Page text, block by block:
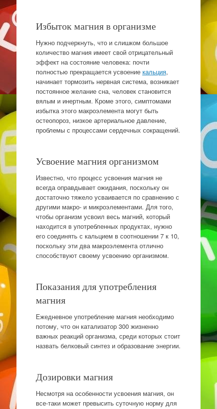
Избыток магния в организме
Нужно подчеркнуть, что и слишком большое
количество магния имеет свой отрицательный
эффект на состояние человека: почти
полностью прекращается усвоение кальция,
начинает тормозить нервная система, возникает
постоянное желание сна, человек становится
вялым и инертным. Кроме этого, симптомами
избытка этого макроэлемента могут быть
остеопороз, низкое артериальное давление,
проблемы с процессами сердечных сокращений.
Усвоение магния организмом
Известно, что процесс усвоения магния не
всегда оправдывает ожидания, поскольку он
достаточно тяжело усваивается по сравнению с
другими макро- и микроэлементами. Для того,
чтобы организм усвоил весь магний, который
находится в употребленных продуктах, нужно
его соединять с кальцием в соотношении 7 к 10,
поскольку эти два макроэлемента отлично
способствуют своему усвоению организмом.
Показания для употребления
магния
Ежедневное употребление магния необходимо
потому, что он катализатор 300 жизненно
важных реакций организма, среди которых стоит
назвать белковый синтез и образование энергии.
Дозировки магния
Несмотря на особенности усвоения магния, он
все-таки может превысить суточную норму для